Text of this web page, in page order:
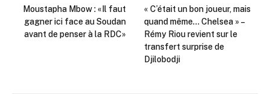
Moustapha Mbow : «Il faut
gagner ici face au Soudan
avant de penser à la RDC»
« C’était un bon joueur, mais
quand même… Chelsea » –
Rémy Riou revient sur le
transfert surprise de
Djilobodji